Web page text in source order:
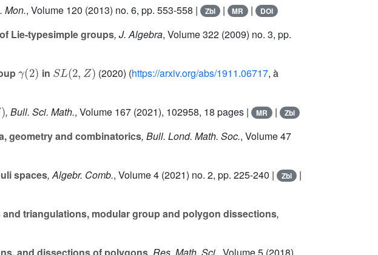
Mon., Volume 120 (2013) no. 6, pp. 553-558 | Zbl | MR | DOI
Lie-typesimple groups, J. Algebra, Volume 322 (2009) no. 3, pp.
( 2
in
(2
(2020) (https://arxiv.org/abs/1911.06717, à
, Bull. Sci. Math., Volume 167 (2021), 102958, 18 pages | MR | Zbl
geometry and combinatorics, Bull. Lond. Math. Soc., Volume 47
spaces, Algebr. Comb., Volume 4 (2021) no. 2, pp. 225-240 | Zbl |
triangulations, modular group and polygon dissections,